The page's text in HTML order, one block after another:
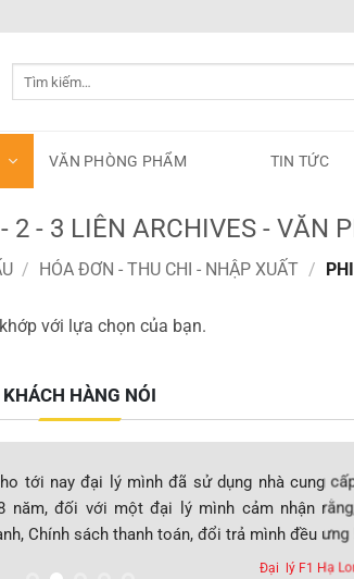
VĂN PHÒNG PHẨM TIN TỨC
2 - 3 LIÊN ARCHIVES - VĂN
/ HÓA ĐƠN - THU CHI - NHẬP XUẤT /
với lựa chọn của bạn.
KHÁCH HÀNG NÓI
tới nay đại lý mình đã sử dụng nhà cung
năm, đối với một đại lý mình cảm nhận
Chính sách thanh toán, đổi trả mình đều ưng
Đại lý F1 Hạ